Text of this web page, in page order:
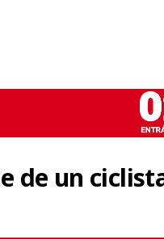
de un